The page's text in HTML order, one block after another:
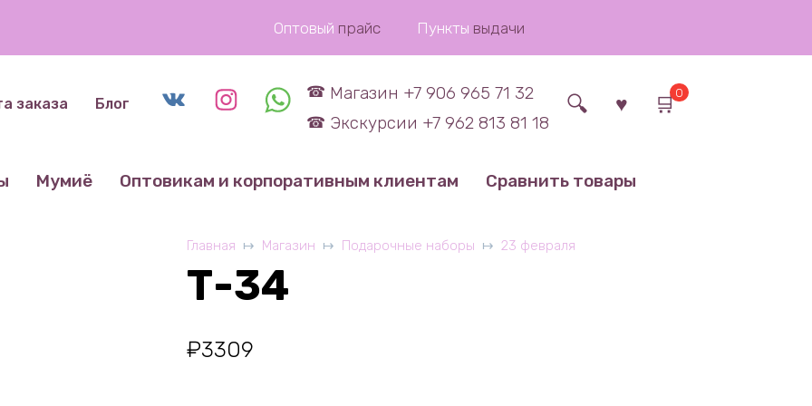
Оптовый прайс Пункты выдачи
заказа Блог
Магазин +7 906 965 71 32
Экскурсии +7 962 813 81 18
0
Мумиё Оптовикам и корпоративным клиентам Сравнить товары
Главная Магазин Подарочные наборы 23 февраля
Т-34
₽3309